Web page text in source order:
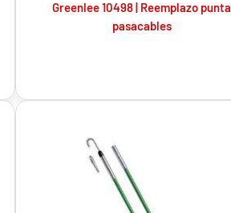
Greenlee 10498 | Reemplazo punta
pasacables